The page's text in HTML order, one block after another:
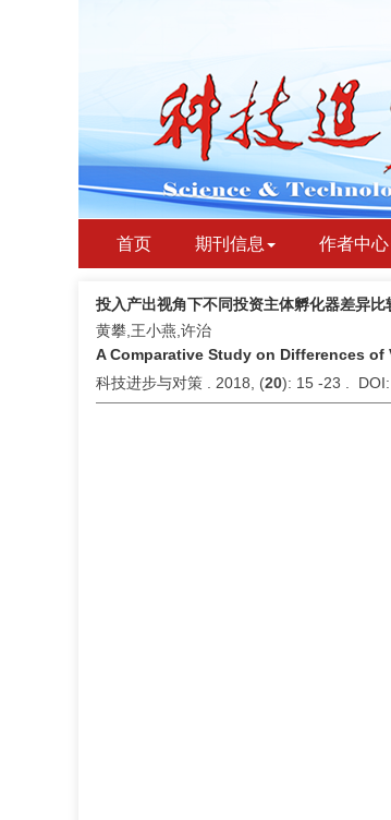
首页 期刊信息 作者中心
投入产出视角下不同投资主体孵化器差异比
黄攀,王小燕,许治
A Comparative Study on Differences
科技进步与对策 . 2018, (20): 15 -23 .